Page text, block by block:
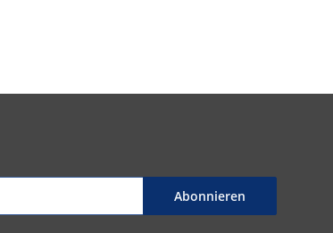
Abonnieren